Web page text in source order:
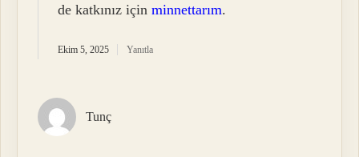
de katkınız içinminnettarım.
Ekim 5, 2025 Yanıtla
Tunç